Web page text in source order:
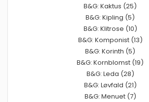
B&G: Kaktus (25)
B&G: Kipling (5)
B&G: Klitrose (10)
B&G: Komponist (13)
B&G: Korinth (5)
B&G: Kornblomst (19)
B&G: Leda (28)
B&G: Løvfald (21)
B&G: Menuet (7)